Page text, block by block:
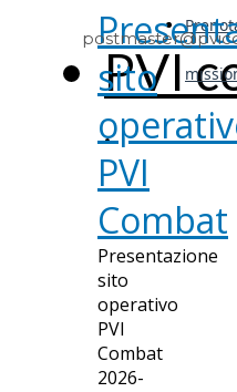
PVI
TORNA A HOME
sito
PVI
Combat
Presentazione
sito
operativo
PVI
Combat
2026-